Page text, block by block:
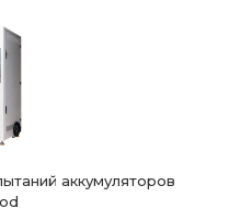
аккумуляторов